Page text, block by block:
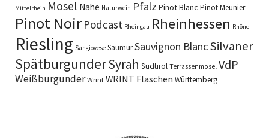
Mittelrhein Mosel Nahe Naturwein Pfalz Pinot Blanc Pinot Meunier
Pinot Noir Podcast Rheingau Rheinhessen Rhône
Riesling Sangiovese SaumurSauvignon BlancSilvaner
SpätburgunderSyrah Südtirol Terrassenmosel VdP
Weißburgunder Wrint WRINT Flaschen Württemberg